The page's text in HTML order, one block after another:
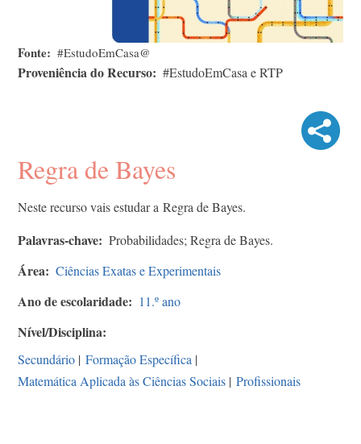
Fonte #EstudoEmCasa@
Proveniência do Recurso #EstudoEmCasa e RTP
Regra de Bayes
Neste recurso vais estudar a Regra de Bayes.
Palavras-chave Probabilidades; Regra de Bayes.
Área Ciências Exatas e Experimentais
Ano de escolaridade 11.º ano
Nível/Disciplina
Secundário | Formação Específica |
Matemática Aplicada às Ciências Sociais | Profissionais